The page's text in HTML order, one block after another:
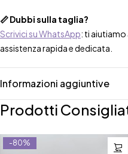
📏 Dubbi sulla taglia?
Scrivici su WhatsApp: ti aiutiamo
assistenza rapida e dedicata.
Informazioni aggiuntive
Prodotti
-80%